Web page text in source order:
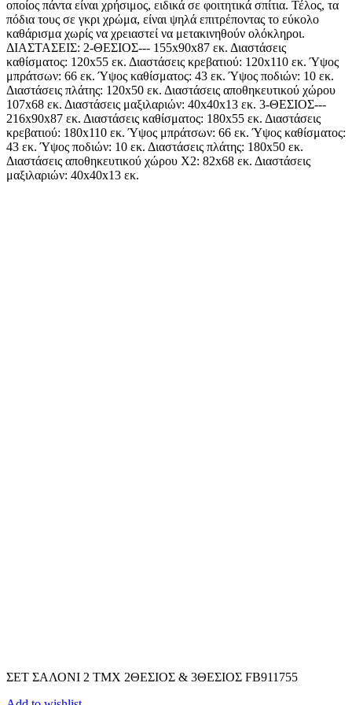
οποίος πάντα είναι χρήσιμος, ειδικά σε φοιτητικά σπίτια. Τέλος, τα
πόδια τους σε γκρι χρώμα, είναι ψηλά επιτρέποντας το εύκολο
καθάρισμα χωρίς να χρειαστεί να μετακινηθούν ολόκληροι.
ΔΙΑΣΤΑΣΕΙΣ: 2-ΘΕΣΙΟΣ--- 155x90x87 εκ. Διαστάσεις
καθίσματος: 120x55 εκ. Διαστάσεις κρεβατιού: 120x110 εκ. Ύψος
μπράτσων: 66 εκ. Ύψος καθίσματος: 43 εκ. Ύψος ποδιών: 10 εκ.
Διαστάσεις πλάτης: 120x50 εκ. Διαστάσεις αποθηκευτικού χώρου
107x68 εκ. Διαστάσεις μαξιλαριών: 40x40x13 εκ. 3-ΘΕΣΙΟΣ---
216x90x87 εκ. Διαστάσεις καθίσματος: 180x55 εκ. Διαστάσεις
κρεβατιού: 180x110 εκ. Ύψος μπράτσων: 66 εκ. Ύψος καθίσματος:
43 εκ. Ύψος ποδιών: 10 εκ. Διαστάσεις πλάτης: 180x50 εκ.
Διαστάσεις αποθηκευτικού χώρου Χ2: 82x68 εκ. Διαστάσεις
μαξιλαριών: 40x40x13 εκ.
ΣΕΤ ΣΑΛΟΝΙ 2 TMX 2ΘΕΣΙΟΣ & 3ΘΕΣΙΟΣ FB911755